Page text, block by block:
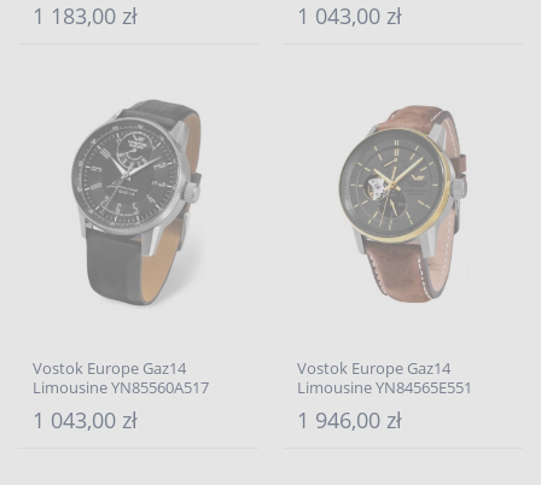
1 183,00 zł 1 043,00 zł
Vostok Europe Gaz14
Limousine YN85560A517
1 043,00 zł
Vostok Europe Gaz14
Limousine YN84565E551
1 946,00 zł